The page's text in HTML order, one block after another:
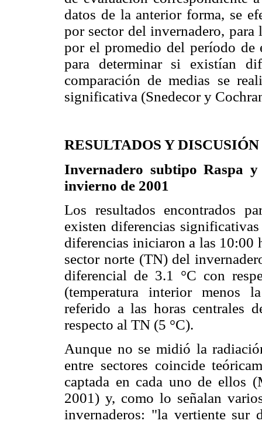
datos de la anterior forma, se
por sector del invernadero, para
por el promedio del período de
para determinar si existían
comparación de medias se
significativa (Snedecor y
RESULTADOS Y DISCUSIÓN
Invernadero subtipo Raspa
invierno de 2001
Los resultados encontrados
existen diferencias
diferencias iniciaron a las 10:00
sector norte (TN) del
diferencial de 3.1 °C con
(temperatura interior menos
referido a las horas centrales
respecto al TN (5 °C).
Aunque no se midió la
entre sectores coincide
captada en cada uno de ellos
2001) y, como lo señalan
invernaderos: "la vertiente sur